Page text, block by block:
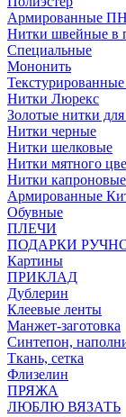
Армированные
Нитки швейные в
Специальные
Мононить
Нитки Люрекс
Золотые нитки
Нитки черные
Нитки шелковые
Нитки мятного
Нитки капроновые
Армированные
Обувные
ПЛЕЧИ
ПОДАРКИ
Картины
ПРИКЛАД
Дублерин
Клеевые ленты
Манжет-заготовка
Синтепон,
Ткань, сетка
Флизелин
ПРЯЖА
ЛЮБЛЮ ВЯЗАТЬ